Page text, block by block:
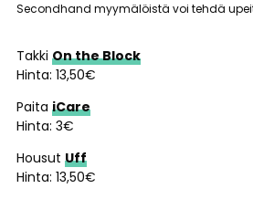
Secondhand myymälöistä voi tehdä
Takki On the Block
Hinta: 13,50€
Paita iCare
Hinta: 3€
Housut Uff
Hinta: 13,50€